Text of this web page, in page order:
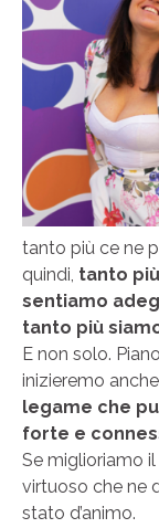
tanto più ce ne
quindi, tanto
sentiamo
tanto più
E non solo.
inizieremo
legame che
forte e
Se miglioriamo
virtuoso che ne
stato d’animo.